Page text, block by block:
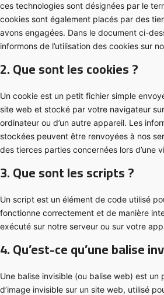
ces technologies sont désignées par le
cookies sont également placés par des
avons engagées. Dans le document ci-
informons de l’utilisation des cookies sur
2. Que sont les cookies ?
Un cookie est un petit fichier simple
site web et stocké par votre navigateur
ordinateur ou d’un autre appareil. Les
stockées peuvent être renvoyées à nos
des tierces parties concernées lors d’une
3. Que sont les scripts ?
Un script est un élément de code utilisé
fonctionne correctement et de manière
exécuté sur notre serveur ou sur votre
4. Qu’est-ce qu’une balise
Une balise invisible (ou balise web) est
d’image invisible sur un site web, utilisé